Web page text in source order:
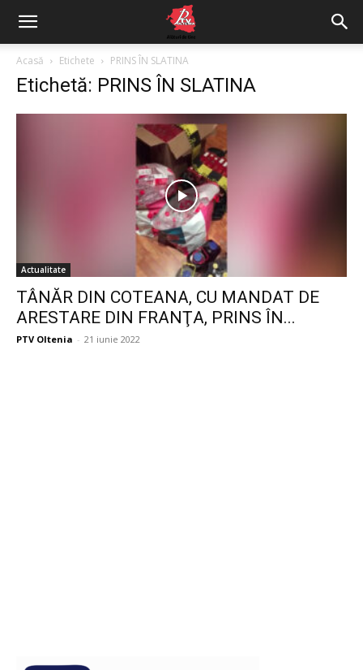
Acasă Etichete PRINS ÎN SLATINA
Etichetă: PRINS ÎN SLATINA
Actualitate
TÂNĂR DIN COTEANA, CU MANDAT DE
ARESTARE DIN FRANŢA, PRINS ÎN...
PTV Oltenia - 21 iunie 2022